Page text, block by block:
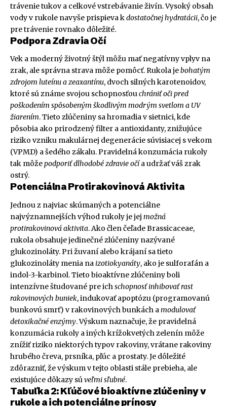
trávenie tukov a celkové vstrebávanie živín. Vysoký obsah
vody v rukole navyše prispieva kdostatočnej hydratácii, čo je
pre trávenie rovnako dôležité.
Podpora Zdravia Očí
Vek a moderný životný štýl môžu mať negatívny vplyv na
zrak, ale správna strava môže pomôcť. Rukola jebohatým
zdrojom luteínu a zeaxantínu, dvoch silných karotenoidov,
ktoré sú známe svojou schopnosťouchrániť oči pred
poškodením spôsobeným škodlivým modrým svetlom a UV
žiarením. Tieto zlúčeniny sa hromadia v sietnici, kde
pôsobia ako prirodzený filter a antioxidanty, znižujúce
riziko vzniku makulárnej degenerácie súvisiacej s vekom
(VPMD) a šedého zákalu. Pravidelná konzumácia rukoly
tak môžepodporiť dlhodobé zdravie očía udržať váš zrak
ostrý.
Potenciálna Protirakovinová Aktivita
Jednou z najviac skúmaných a potenciálne
najvýznamnejších výhod rukoly je jej možná
protirakovinová aktivita. Ako člen čeľade Brassicaceae,
rukola obsahuje jedinečné zlúčeniny nazývané
glukozinoláty. Pri žuvaní alebo krájaní sa tieto
glukozinoláty menia naizotiokyanáty, ako je sulforafán a
indol-3-karbinol. Tieto bioaktívne zlúčeniny boli
intenzívne študované pre ichschopnosť inhibovať rast
rakovinových buniek, indukovať apoptózu (programovanú
bunkovú smrť) v rakovinových bunkách amodulovať
detoxikačné enzýmy. Výskum naznačuje, že pravidelná
konzumácia rukoly a iných krížokvetých zelenín môže
znížiť riziko niektorých typov rakoviny, vrátane rakoviny
hrubého čreva, prsníka, pľúc a prostaty. Je dôležité
zdôrazniť, že výskum v tejto oblasti stále prebieha, ale
existujúce dôkazy súveľmi sľubné.
Tabuľka 2: Kľúčové bioaktívne zlúčeniny v
rukole a ich potenciálne prínosy